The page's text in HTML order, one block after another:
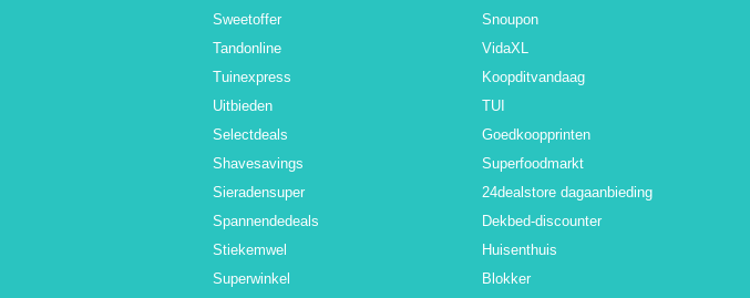
Sweetoffer
Tandonline
Tuinexpress
Uitbieden
Selectdeals
Shavesavings
Sieradensuper
Spannendedeals
Stiekemwel
Superwinkel
Snoupon
VidaXL
Koopditvandaag
TUI
Goedkoopprinten
Superfoodmarkt
24dealstore dagaanbieding
Dekbed-discounter
Huisenthuis
Blokker